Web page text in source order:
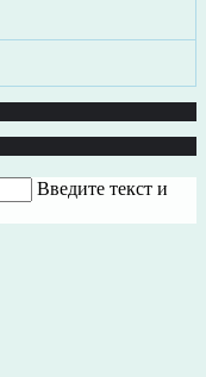
Введите текст и